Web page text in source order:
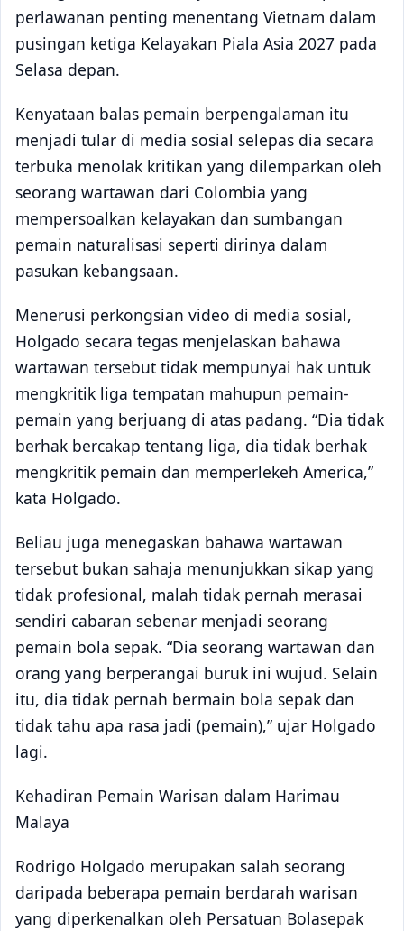
perlawanan penting menentang Vietnam dalam
pusingan ketiga Kelayakan Piala Asia 2027 pada
Selasa depan.
Kenyataan balas pemain berpengalaman itu
menjadi tular di media sosial selepas dia secara
terbuka menolak kritikan yang dilemparkan oleh
seorang wartawan dari Colombia yang
mempersoalkan kelayakan dan sumbangan
pemain naturalisasi seperti dirinya dalam
pasukan kebangsaan.
Menerusi perkongsian video di media sosial,
Holgado secara tegas menjelaskan bahawa
wartawan tersebut tidak mempunyai hak untuk
mengkritik liga tempatan mahupun pemain-
pemain yang berjuang di atas padang. “Dia tidak
berhak bercakap tentang liga, dia tidak berhak
mengkritik pemain dan memperlekeh America,”
kata Holgado.
Beliau juga menegaskan bahawa wartawan
tersebut bukan sahaja menunjukkan sikap yang
tidak profesional, malah tidak pernah merasai
sendiri cabaran sebenar menjadi seorang
pemain bola sepak. “Dia seorang wartawan dan
orang yang berperangai buruk ini wujud. Selain
itu, dia tidak pernah bermain bola sepak dan
tidak tahu apa rasa jadi (pemain),” ujar Holgado
lagi.
Kehadiran Pemain Warisan dalam Harimau
Malaya
Rodrigo Holgado merupakan salah seorang
daripada beberapa pemain berdarah warisan
yang diperkenalkan oleh Persatuan Bolasepak